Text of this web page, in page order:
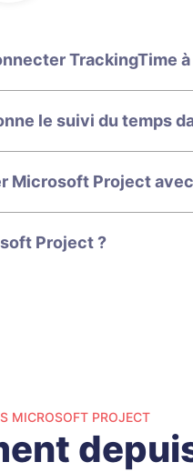
TrackingTime
le suivi du temps
Microsoft Project
Project ?
MICROSOFT PROJECT